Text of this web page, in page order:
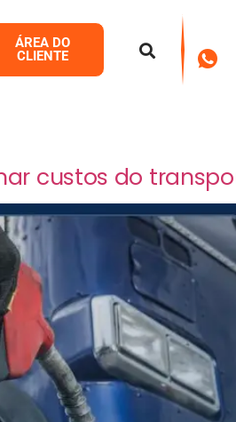
ÁREA DO
CLIENTE
custos do